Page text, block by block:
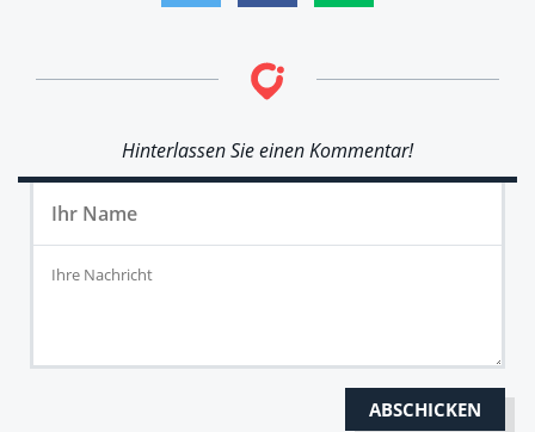
Hinterlassen Sie einen Kommentar!